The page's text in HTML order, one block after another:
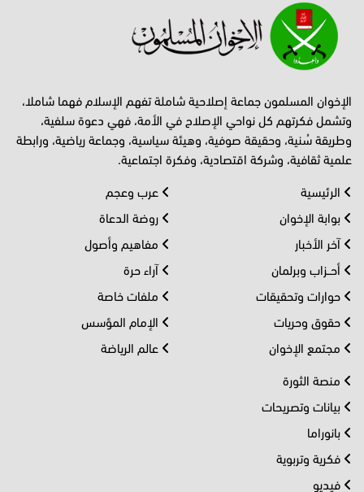
الإخوان المسلمون جماعة إصلاحية شاملة تفهم الإسلام فهما شاملا،
وتشمل فكرتهم كل نواحي الإصلاح في الأمة، فهي دعوة سلفية،
وطريقة سُنية، وحقيقة صوفية، وهيئة سياسية، وجماعة رياضية، ورابطة
علمية ثقافية، وشركة اقتصادية، وفكرة اجتماعية.
الرئيسية
بوابة الإخوان
آخر الأخبار
أحــزاب وبرلمان
حوارات وتحقيقات
حقوق وحريات
مجتمع الإخوان
عرب وعجم
روضة الدعاة
مفاهيم وأصول
آراء حرة
ملفات خاصة
الإمام المؤسس
عالم الرياضة
منصة الثورة
بيانات وتصريحات
بانوراما
فكرية وتربوية
فيديو